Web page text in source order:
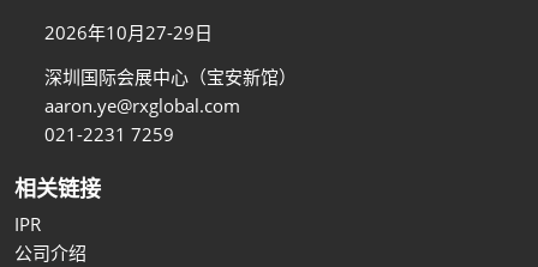
2026年10月27-29日
深圳国际会展中心（宝安新馆）
aaron.ye@rxglobal.com
021-2231 7259
相关链接
IPR
公司介绍